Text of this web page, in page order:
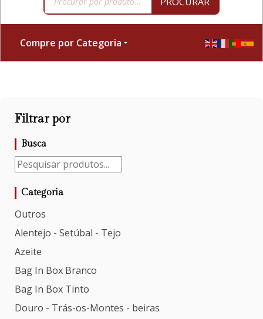
Compre por Categoria
Filtrar por
Busca
Categoria
Outros
Alentejo - Setúbal - Tejo
Azeite
Bag In Box Branco
Bag In Box Tinto
Douro - Trás-os-Montes - beiras